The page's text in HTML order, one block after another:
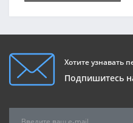
Хотите узнавать
Подпишитесь